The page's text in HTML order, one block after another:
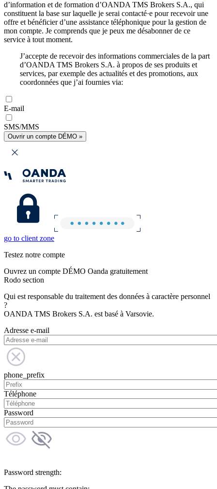
d’information et de formation d’OANDA TMS Brokers S.A., qui
constituent la base sur laquelle je serai contacté·e pour recevoir une
offre et bénéficier d’une assistance téléphonique pour la gestion de
mon compte. Je comprends que je peux me désabonner de ce
service à tout moment.
J’accepte de recevoir des informations commerciales de la part
d’OANDA TMS Brokers S.A. à propos de ses produits et
services, par exemple des actualités et des promotions, aux
coordonnées que j’ai fournies via:
E-mail
SMS/MMS
Ouvrir un compte DÉMO »
go to client zone
Testez notre compte
Ouvrez un compte DÉMO Oanda gratuitement
Rodo section
Qui est responsable du traitement des données à caractère personnel
?
OANDA TMS Brokers S.A. est basé à Varsovie.
Adresse e-mail
phone_prefix
Téléphone
Password
Password strength: